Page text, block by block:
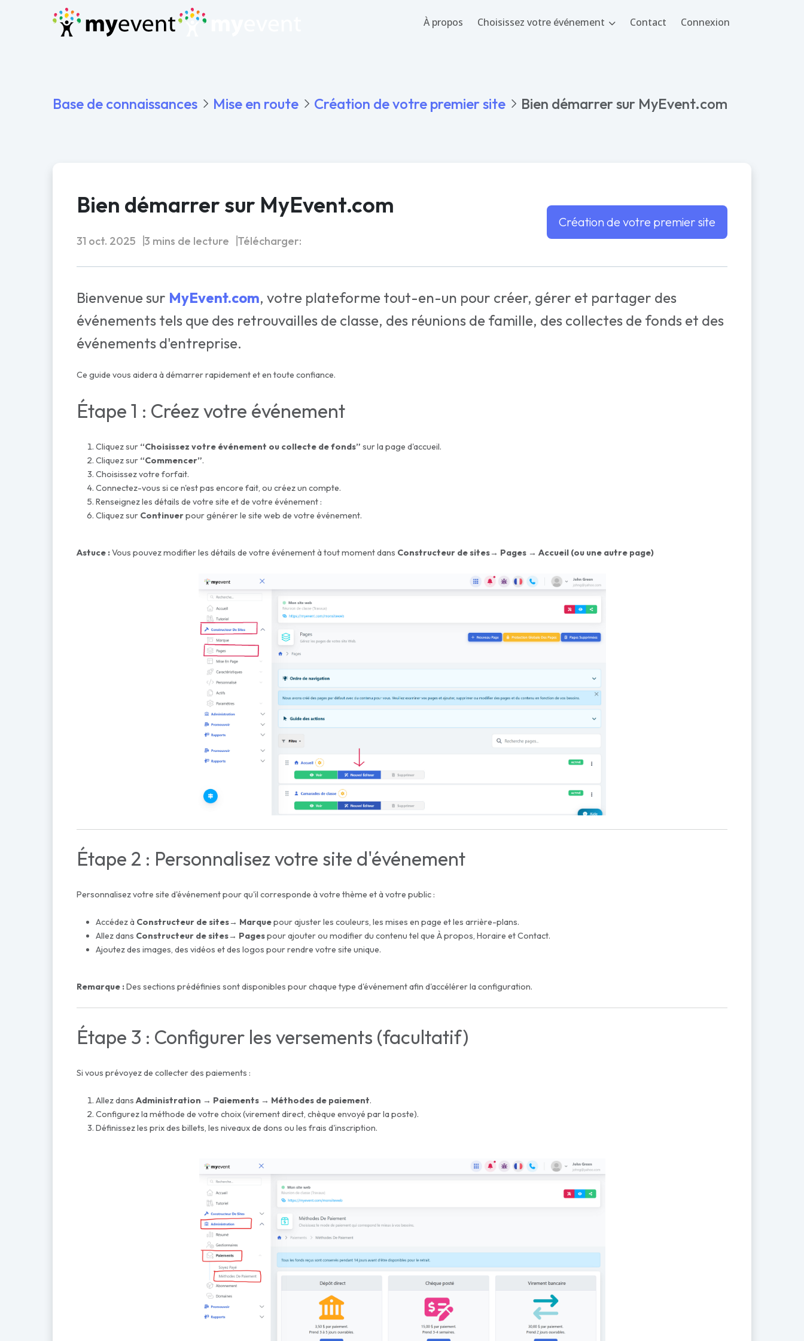
À propos Choisissez votre événement Contact Connexion
Base de connaissances Mise en route Création de votre premier site Bien démarrer sur MyEvent.com
Bien démarrer sur MyEvent.com
31 oct. 2025 3 mins de lecture Télécharger:
Création de votre premier site
Bienvenue sur MyEvent.com, votre plateforme tout-en-un pour créer, gérer et partager des
événements tels que des retrouvailles de classe, des réunions de famille, des collectes de fonds et des
événements d'entreprise.
Ce guide vous aidera à démarrer rapidement et en toute confiance.
Étape 1 : Créez votre événement
Cliquez sur “Choisissez votre événement ou collecte de fonds” sur la page d'accueil.
Cliquez sur “Commencer”.
Choisissez votre forfait.
Connectez-vous si ce n'est pas encore fait, ou créez un compte.
Renseignez les détails de votre site et de votre événement :
Cliquez sur Continuerpour générer le site web de votre événement.
Astuce :Vous pouvez modifier les détails de votre événement à tout moment dans Constructeur de sites→ Pages → Accueil (ou une autre page)
Étape 2 : Personnalisez votre site d'événement
Personnalisez votre site d'événement pour qu'il corresponde à votre thème et à votre public :
Accédez à Constructeur de sites→ Marquepour ajuster les couleurs, les mises en page et les arrière-plans.
Allez dans Constructeur de sites→ Pagespour ajouter ou modifier du contenu tel que À propos, Horaire etContact.
Ajoutez des images, des vidéos et des logos pour rendre votre site unique.
Remarque :Des sections prédéfinies sont disponibles pour chaque type d'événement afin d'accélérer la configuration.
Étape 3 : Configurer les versements (facultatif)
Si vous prévoyez de collecter des paiements :
Allez dans Administration → Paiements → Méthodes de paiement.
Configurez la méthode de votre choix (virement direct, chèque envoyé par la poste).
Définissez les prix des billets, les niveaux de dons ou les frais d'inscription.